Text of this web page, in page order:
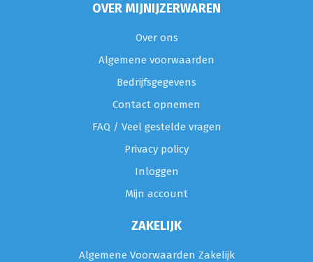
OVER MIJNIJZERWAREN
Over ons
Algemene voorwaarden
Bedrijfsgegevens
Contact opnemen
FAQ / Veel gestelde vragen
Privacy policy
Inloggen
Mijn account
ZAKELIJK
Algemene Voorwaarden Zakelijk